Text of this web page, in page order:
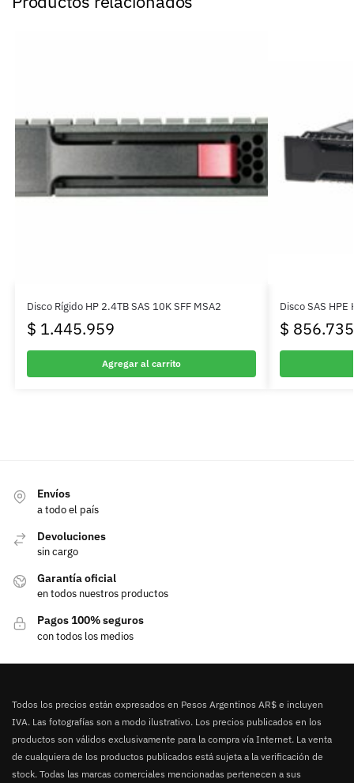
Disco Rígido HP 2.4TB SAS 10K SFF MSA2
$ 1.445.959
Agregar al carrito
Disco SAS HPE
$ 856.735
Envíos
a todo el país
Devoluciones
sin cargo
Garantía oficial
en todos nuestros productos
Pagos 100% seguros
con todos los medios
Todos los precios están expresados en Pesos Argentinos AR$ e incluyen
IVA. Las fotografías son a modo ilustrativo. Los precios publicados en los
productos son válidos exclusivamente para la compra vía Internet. La venta
de cualquiera de los productos publicados está sujeta a la verificación de
stock. Todas las marcas comerciales mencionadas pertenecen a sus